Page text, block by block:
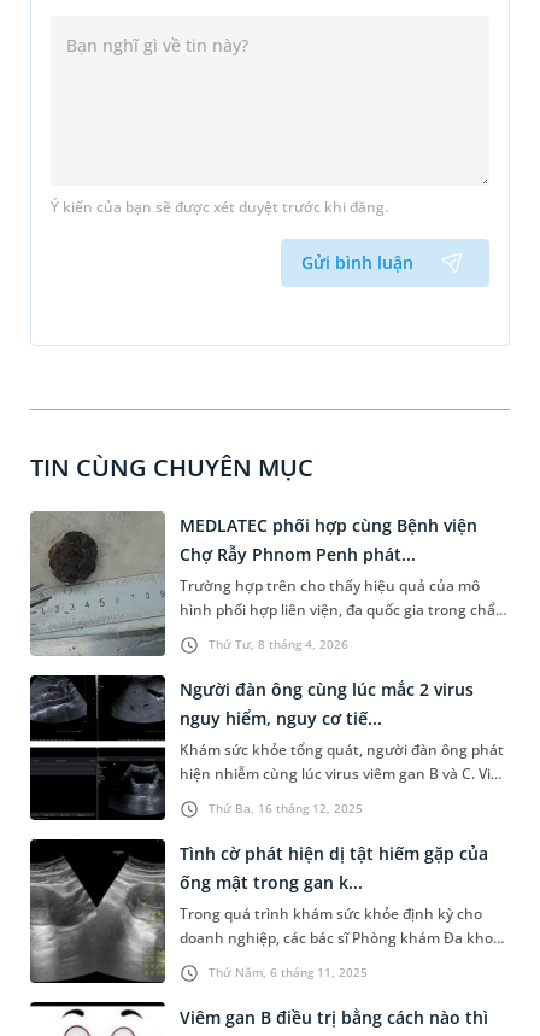
Ý kiến của bạn sẽ được xét duyệt trước khi đăng.
Gửi bình luận
TIN CÙNG CHUYÊN MỤC
Thứ Tư, 8 tháng 4, 2026
MEDLATEC phối hợp cùng Bệnh viện
Chợ Rẫy Phnom Penh phát...
Trường hợp trên cho thấy hiệu quả của mô
hình phối hợp liên viện, đa quốc gia trong chẩn
đoán bệnh lý phức tạp. Sự kết hợp chặt chẽ
giữa lâm sàng, chẩn đoán hình ảnh, xét nghiệm
và giải phẫu bệnh đã giúp định hướng chính
xác nguồn gốc tổn thương, tạo cơ sở quan
trọng cho chiến lược điều trị cá thể hóa.
Thứ Ba, 16 tháng 12, 2025
Người đàn ông cùng lúc mắc 2 virus
nguy hiểm, nguy cơ tiế...
Khám sức khỏe tổng quát, người đàn ông phát
hiện nhiễm cùng lúc virus viêm gan B và C. Việc
đồng nhiễm hai loại virus này làm bệnh gan
tiến triển nặng, tăng nguy cơ xơ gan và ung
thư biểu mô tế bào gan (HCC).
Thứ Năm, 6 tháng 11, 2025
Tình cờ phát hiện dị tật hiếm gặp của
ống mật trong gan k...
Trong quá trình khám sức khỏe định kỳ cho
doanh nghiệp, các bác sĩ Phòng khám Đa khoa
MEDLATEC Gò Vấp đã phát hiện một trường
hợp dị tật hiếm gặp của ống mật trong gan - đa
u mô thừa đường mật. Đây là một tổn thương
Viêm gan B điều trị bằng cách nào thì